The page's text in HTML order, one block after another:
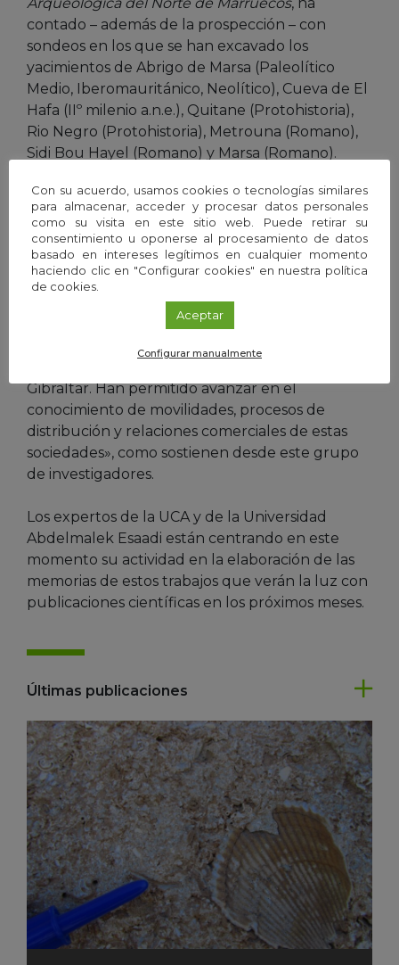
contado – además de la prospección – con
sondeos en los que se han excavado los
yacimientos de Abrigo de Marsa (Paleolítico
Medio, Iberomauritánico, Neolítico), Cueva de El
Hafa (IIº milenio a.n.e.), Quitane (Protohistoria),
Rio Negro (Protohistoria), Metrouna (Romano),
Sidi Bou Hayel (Romano) y Marsa (Romano).
Desde «una perspectiva diacrónica» laCarta
Arqueológica del Norte de Marruecosha
documentado el proceso histórico de las
sociedades prehistóricas, protohistóricas, de la
Antigüedad y Época Medieval de la región sur
del Estrecho de Gibraltar. «Los resultados son de
gran alcance al comprobar las relaciones y
contactos de las sociedades en las dos orillas
Gibraltar. Han permitido avanzar en el
conocimiento de movilidades, procesos de
distribución y relaciones comerciales de estas
sociedades», como sostienen desde este grupo
de investigadores.
Los expertos de la UCA y de la Universidad
Abdelmalek Esaadi están centrando en este
momento su actividad en la elaboración de las
memorias de estos trabajos que verán la luz con
publicaciones científicas en los próximos meses.
Últimas publicaciones
Con su acuerdo, usamos cookies o tecnologías similares
para almacenar, acceder y procesar datos personales
como su visita en este sitio web. Puede retirar su
consentimiento u oponerse al procesamiento de datos
basado en intereses legítimos en cualquier momento
haciendo clic en "Configurar cookies" en nuestra política
de cookies.
Aceptar
Configurar manualmente